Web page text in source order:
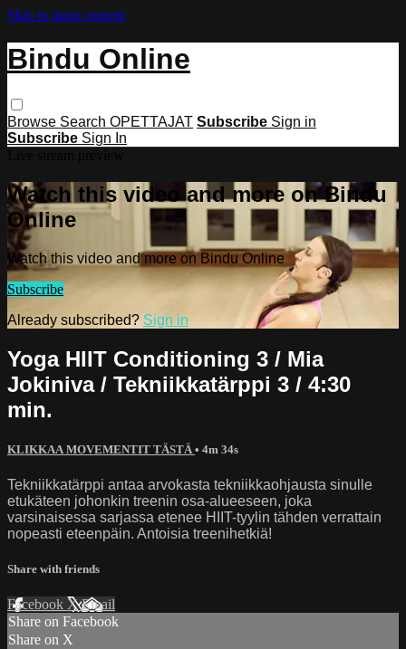
Skip to main content
Bindu Online
Browse Search OPETTAJAT Subscribe Sign in
Subscribe Sign In
Watch this video and more on Bindu
Online
Watch this video and more on Bindu Online
Subscribe
Already subscribed? Sign in
Yoga HIIT Conditioning 3 / Mia
Jokiniva / Tekniikkatärppi 3 / 4:30
min.
KLIKKAA MOVEMENTIT TÄSTÄ • 4m 34s
Tekniikkatärppi antaa arvokasta tekniikkaohjausta sinulle
etukäteen johonkin treenin osa-alueeseen, joka
varsinaisessa sarjassa etenee HIIT-tyylin tähden verrattain
nopeasti eteenpäin. Antoisia treenihetkiä!
Share with friends
Facebook XEmail
Share on Facebook
Share on X